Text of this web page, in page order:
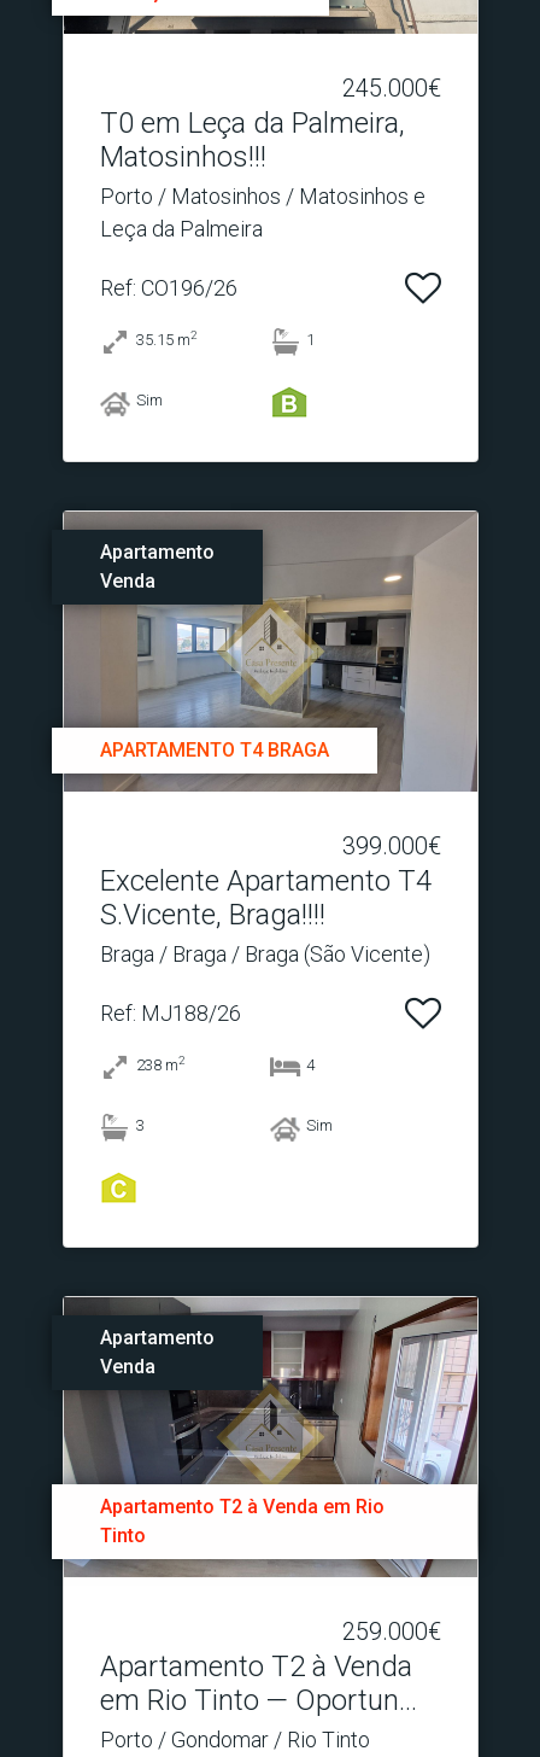
245.000€
T0 em Leça da Palmeira,
Matosinhos!!!
Porto / Matosinhos / Matosinhos e
Leça da Palmeira
Ref: CO196/26
35.15 m2 1
Sim
Apartamento
Venda
APARTAMENTO T4 BRAGA
399.000€
Excelente Apartamento T4
S.​Vicente, Braga!!!!
Braga / Braga / Braga (São Vicente)
Ref: MJ188/26
238 m2 4
3 Sim
Apartamento
Venda
Apartamento T2 à Venda em Rio
Tinto
259.000€
Apartamento T2 à Venda
em Rio Tinto — Oportun.​..
Porto / Gondomar / Rio Tinto